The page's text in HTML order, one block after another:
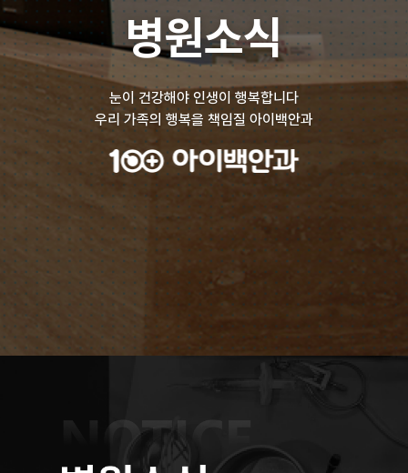
병원소식
눈이 건강해야 인생이 행복합니다
우리 가족의 행복을 책임질 아이백안과